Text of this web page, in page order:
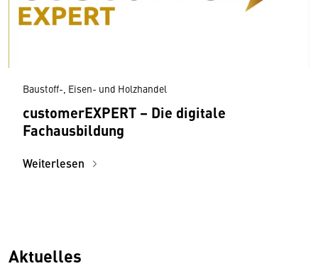
Baustoff-, Eisen- und Holzhandel
customerEXPERT – Die digitale
Fachausbildung
Weiterlesen
Aktuelles